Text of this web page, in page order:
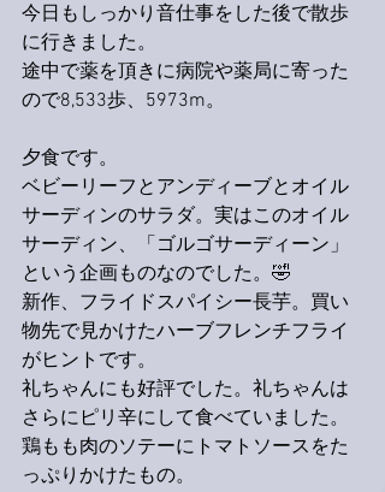
今日もしっかり音仕事をした後で散歩
に行きました。
途中で薬を頂きに病院や薬局に寄った
ので8,533歩、5973m。
夕食です。
ベビーリーフとアンディーブとオイル
サーディンのサラダ。実はこのオイル
サーディン、「ゴルゴサーディーン」
という企画ものなのでした。🤣
新作、フライドスパイシー長芋。買い
物先で見かけたハーブフレンチフライ
がヒントです。
礼ちゃんにも好評でした。礼ちゃんは
さらにピリ辛にして食べていました。
鶏もも肉のソテーにトマトソースをた
っぷりかけたもの。